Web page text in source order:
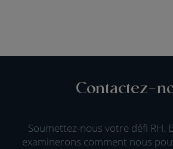
Contactez-
Soumettez-nous votre défi RH.
examinerons comment nous